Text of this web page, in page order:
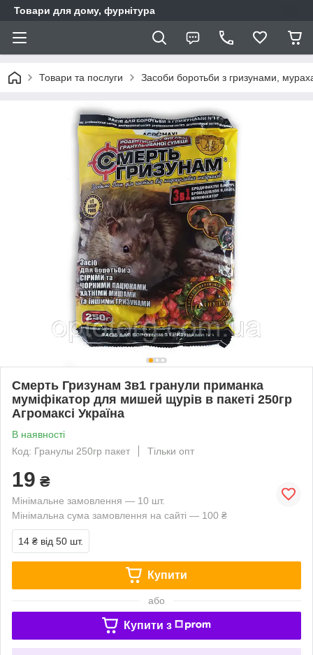
Товари для дому, фурнітура
Товари та послуги Засоби боротьби з гризунами,
Смерть Гризунам 3в1 гранули приманка
муміфікатор для мишей щурів в пакеті 250гр
Агромаксі Україна
В наявності
Код: Гранулы 250гр пакет
Тільки опт
19 ₴
Мінімальне замовлення — 10 шт.
Мінімальна сума замовлення на сайті — 100 ₴
14 ₴ від 50 шт.
Купити
або
Купити з